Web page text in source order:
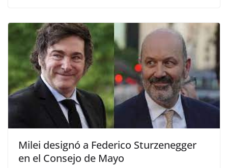
Milei designó a Federico Sturzenegger
en el Consejo de Mayo